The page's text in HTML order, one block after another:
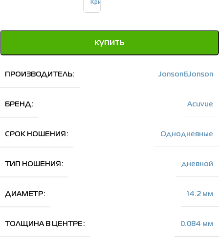
купить
ПРОИЗВОДИТЕЛЬ Jonson&Jonson
БРЕНД Acuvue
СРОК НОШЕНИЯ Однодневные
ТИП НОШЕНИЯ дневной
ДИАМЕТР 14.2 мм
ТОЛЩИНА В ЦЕНТРЕ 0.084 мм